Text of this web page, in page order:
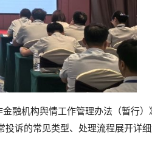
融机构舆情工作管理办法（暂行
诉的常见类型、处理流程展开详细